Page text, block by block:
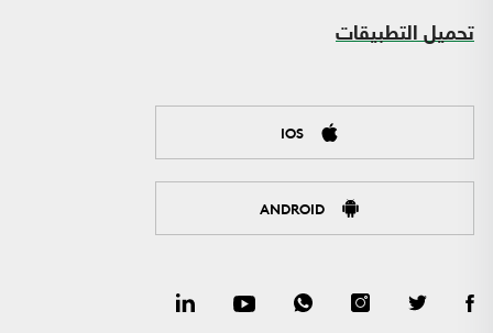
تحميل التطبيقات
IOS
ANDROID